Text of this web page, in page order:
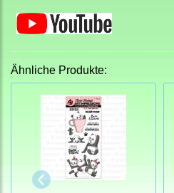
Ähnliche Produkte: